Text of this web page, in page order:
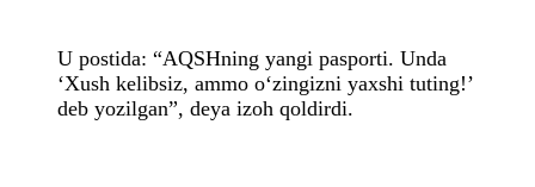
U postida: “AQSHning yangi pasporti. Unda
‘Xush kelibsiz, ammo o‘zingizni yaxshi tuting!’
deb yozilgan”, deya izoh qoldirdi.